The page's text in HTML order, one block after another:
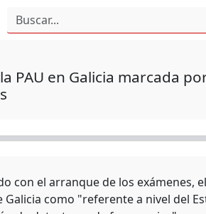
PAU en Galicia marcada
con el arranque de los exámenes,
Galicia como "referente a nivel del